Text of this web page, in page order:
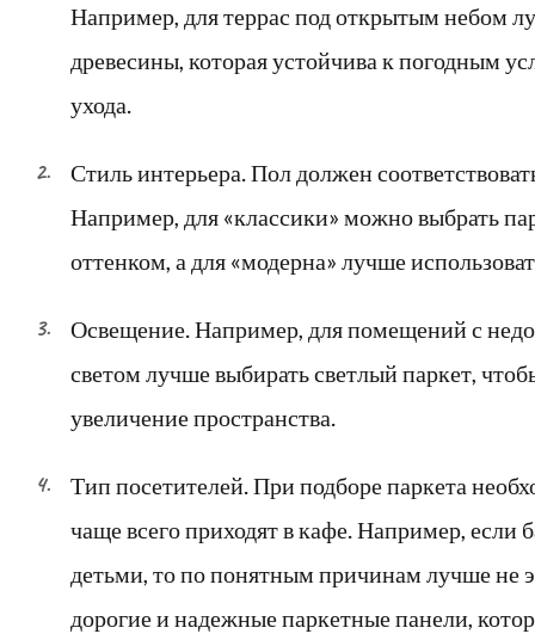
Например, для террас под открытым небом
древесины, которая устойчива к погодным
ухода.
Стиль интерьера. Пол должен
Например, для «классики» можно выбрать
оттенком, а для «модерна» лучше
Освещение. Например, для помещений с
светом лучше выбирать светлый паркет,
увеличение пространства.
Тип посетителей. При подборе паркета
чаще всего приходят в кафе. Например, если
детьми, то по понятным причинам лучше не
дорогие и надежные паркетные панели,